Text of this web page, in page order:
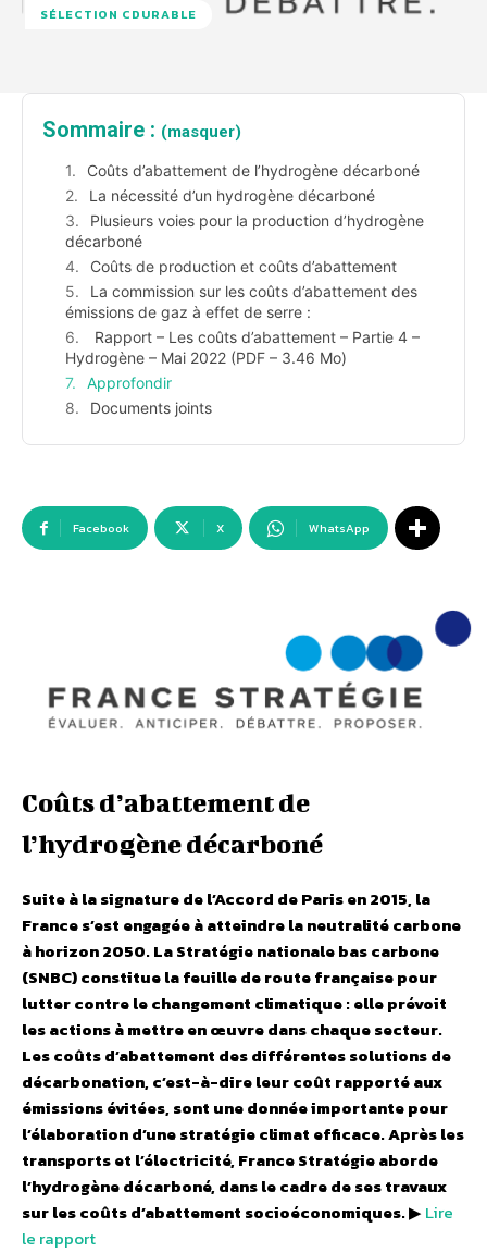
SÉLECTION CDURABLE
Sommaire : (masquer)
Coûts d’abattement de l’hydrogène décarboné
La nécessité d’un hydrogène décarboné
Plusieurs voies pour la production d’hydrogène
décarboné
Coûts de production et coûts d’abattement
La commission sur les coûts d’abattement des
émissions de gaz à effet de serre :
Rapport – Les coûts d’abattement – Partie 4 –
Hydrogène – Mai 2022 (PDF – 3.46 Mo)
Approfondir
Documents joints
Facebook X WhatsApp
Coûts d’abattement de
l’hydrogène décarboné
Suite à la signature de l’Accord de Paris en 2015, la
France s’est engagée à atteindre la neutralité carbone
à horizon 2050. La Stratégie nationale bas carbone
(SNBC) constitue la feuille de route française pour
lutter contre le changement climatique : elle prévoit
les actions à mettre en œuvre dans chaque secteur.
Les coûts d’abattement des différentes solutions de
décarbonation, c’est-à-dire leur coût rapporté aux
émissions évitées, sont une donnée importante pour
l’élaboration d’une stratégie climat efficace. Après les
transports et l’électricité, France Stratégie aborde
l’hydrogène décarboné, dans le cadre de ses travaux
sur les coûts d’abattement socioéconomiques.▶Lire
le rapport